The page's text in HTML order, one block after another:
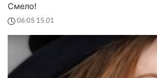
Смело!
06:05 15.01